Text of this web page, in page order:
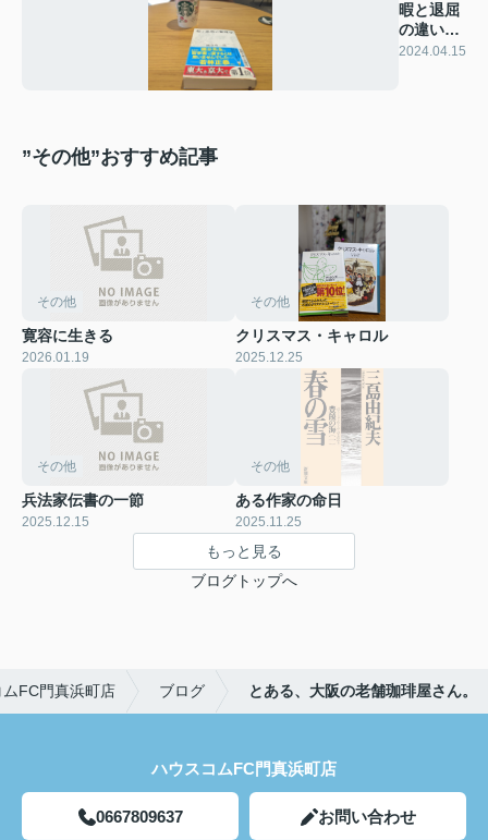
暇と退屈
の違いと
は！？
2024.04.15
”その他”おすすめ記事
その他
寛容に生きる
2026.01.19
その他
クリスマス・キャロル
2025.12.25
その他
兵法家伝書の一節
2025.12.15
その他
ある作家の命日
2025.11.25
もっと見る
ブログトップへ
FC門真浜町店 ブログ とある、大阪の老舗珈琲屋さん。
ハウスコムFC門真浜町店
0667809637 お問い合わせ